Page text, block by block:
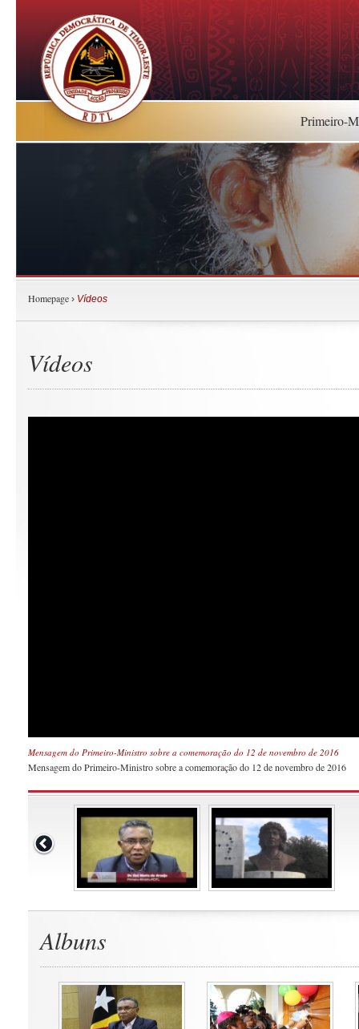
Primeiro-
Homepage › Vídeos
Vídeos
Mensagem do Primeiro-Ministro sobre a comemoração do 12 de novembro de 2016
Mensagem do Primeiro-Ministro sobre a comemoração do 12 de novembro de 2016
Albuns